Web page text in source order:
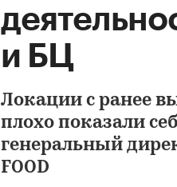
и БЦ
Локации с ранее
плохо показали
генеральный
FOOD